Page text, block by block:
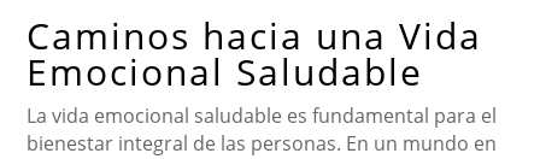
Caminos hacia una Vida
Emocional Saludable
La vida emocional saludable es fundamental para el
bienestar integral de las personas. En un mundo en